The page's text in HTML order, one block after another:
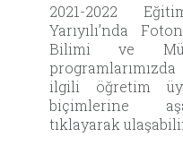
2021-2022
Yarıyılı’nda
Bilimi ve
ilgili öğretim
biçimlerine
tıklayarak